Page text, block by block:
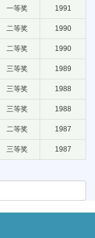
一等奖 1991
二等奖 1990
二等奖 1990
三等奖 1989
三等奖 1988
三等奖 1988
二等奖 1987
三等奖 1987